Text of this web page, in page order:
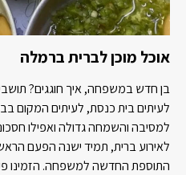
אוכל מוכן לברית ברמלה
בן חדש במשפחה, איך חוגגים?
לעיתים בית כנסת, לעיתים המקום
למסיבה והשמחה גדולה ואפילו
לאירוע ברית, תמיד ישנה הפעם
התוספת החדשה למשפחה. הזמינו